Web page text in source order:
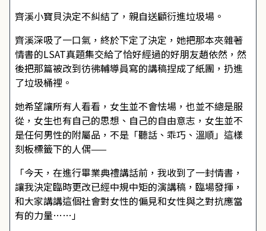
齊溪小寶貝決定不糾結了，親自送顧衍進垃圾場。
齊溪深吸了一口氣，終於下定了決定，她把那本夾雜著
情書的LSAT真題集交給了恰好經過的好朋友趙依然，然
後把那篇被改到彷彿輔導員寫的講稿捏成了紙團，扔進
了垃圾桶裡。
她希望讓所有人看看，女生並不會怯場，也並不總是服
從，女生也有自己的思想、自己的自由意志，女生並不
是任何男性的附屬品，不是「聽話、乖巧、溫順」這樣
刻板標籤下的人偶——
「今天，在進行畢業典禮講話前，我收到了一封情書，
讓我決定臨時更改已經中規中矩的演講稿，臨場發揮，
和大家講講這個社會對女性的偏見和女性與之對抗應當
有的力量……」